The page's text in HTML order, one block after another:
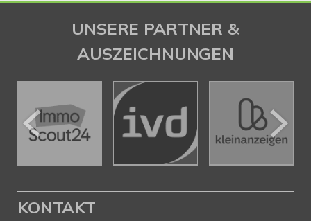
UNSERE PARTNER &
AUSZEICHNUNGEN
KONTAKT